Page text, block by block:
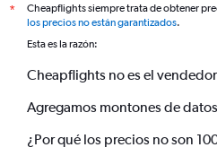
*
Cheapflights siempre trata de obtener
los precios no están garantizados.
Esta es la razón:
Cheapflights no es el
Agregamos montones de
¿Por qué los precios no son